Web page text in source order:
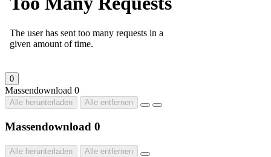
0
Massendownload 0
Alle herunterladen Alle entfernen
Massendownload 0
Alle herunterladen Alle entfernen